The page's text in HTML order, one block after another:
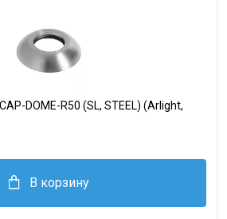
DOME-R50 (SL, STEEL) (Arlight,
В корзину